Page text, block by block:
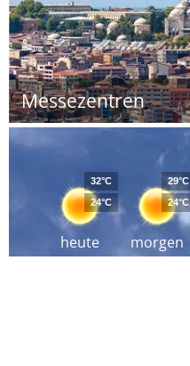
Messezentren
heute
32°C
24°C
morgen
29°C
24°C